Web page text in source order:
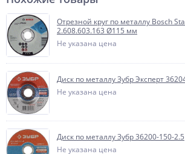
Отрезной круг по металлу Bosch
2.608.603.163 Ø115 мм
Не указана цена
Диск по металлу Зубр Эксперт
Не указана цена
Диск по металлу Зубр 36200-150-2.5
Не указана цена